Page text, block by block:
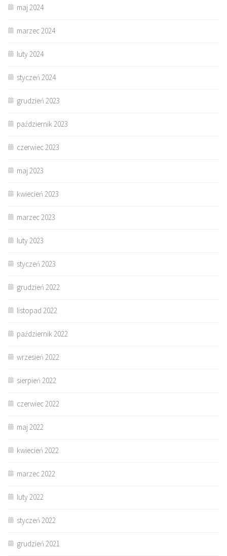
maj 2024
marzec 2024
luty 2024
styczeń 2024
grudzień 2023
październik 2023
czerwiec 2023
maj 2023
kwiecień 2023
marzec 2023
luty 2023
styczeń 2023
grudzień 2022
listopad 2022
październik 2022
wrzesień 2022
sierpień 2022
czerwiec 2022
maj 2022
kwiecień 2022
marzec 2022
luty 2022
styczeń 2022
grudzień 2021